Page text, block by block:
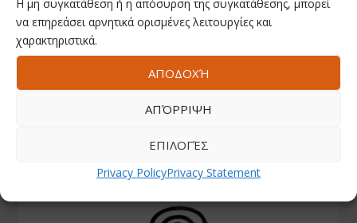
Η μη συγκατάθεση ή η απόσυρση της συγκατάθεσης, μπορεί
να επηρεάσει αρνητικά ορισμένες λειτουργίες και
χαρακτηριστικά.
ΑΠΟΔΟΧΉ
ΑΠΌΡΡΙΨΗ
ΕΠΙΛΟΓΈΣ
Privacy PolicyPrivacy Statement